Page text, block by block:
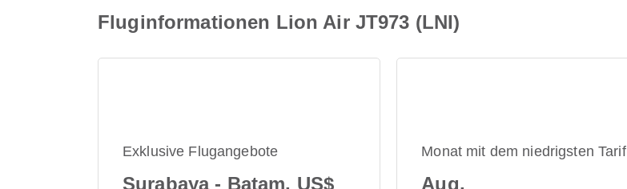
Fluginformationen Lion Air JT973 (LNI)
Exklusive Flugangebote
Surabaya - Batam, US$
Monat mit dem niedrigsten Tarif
Aug.